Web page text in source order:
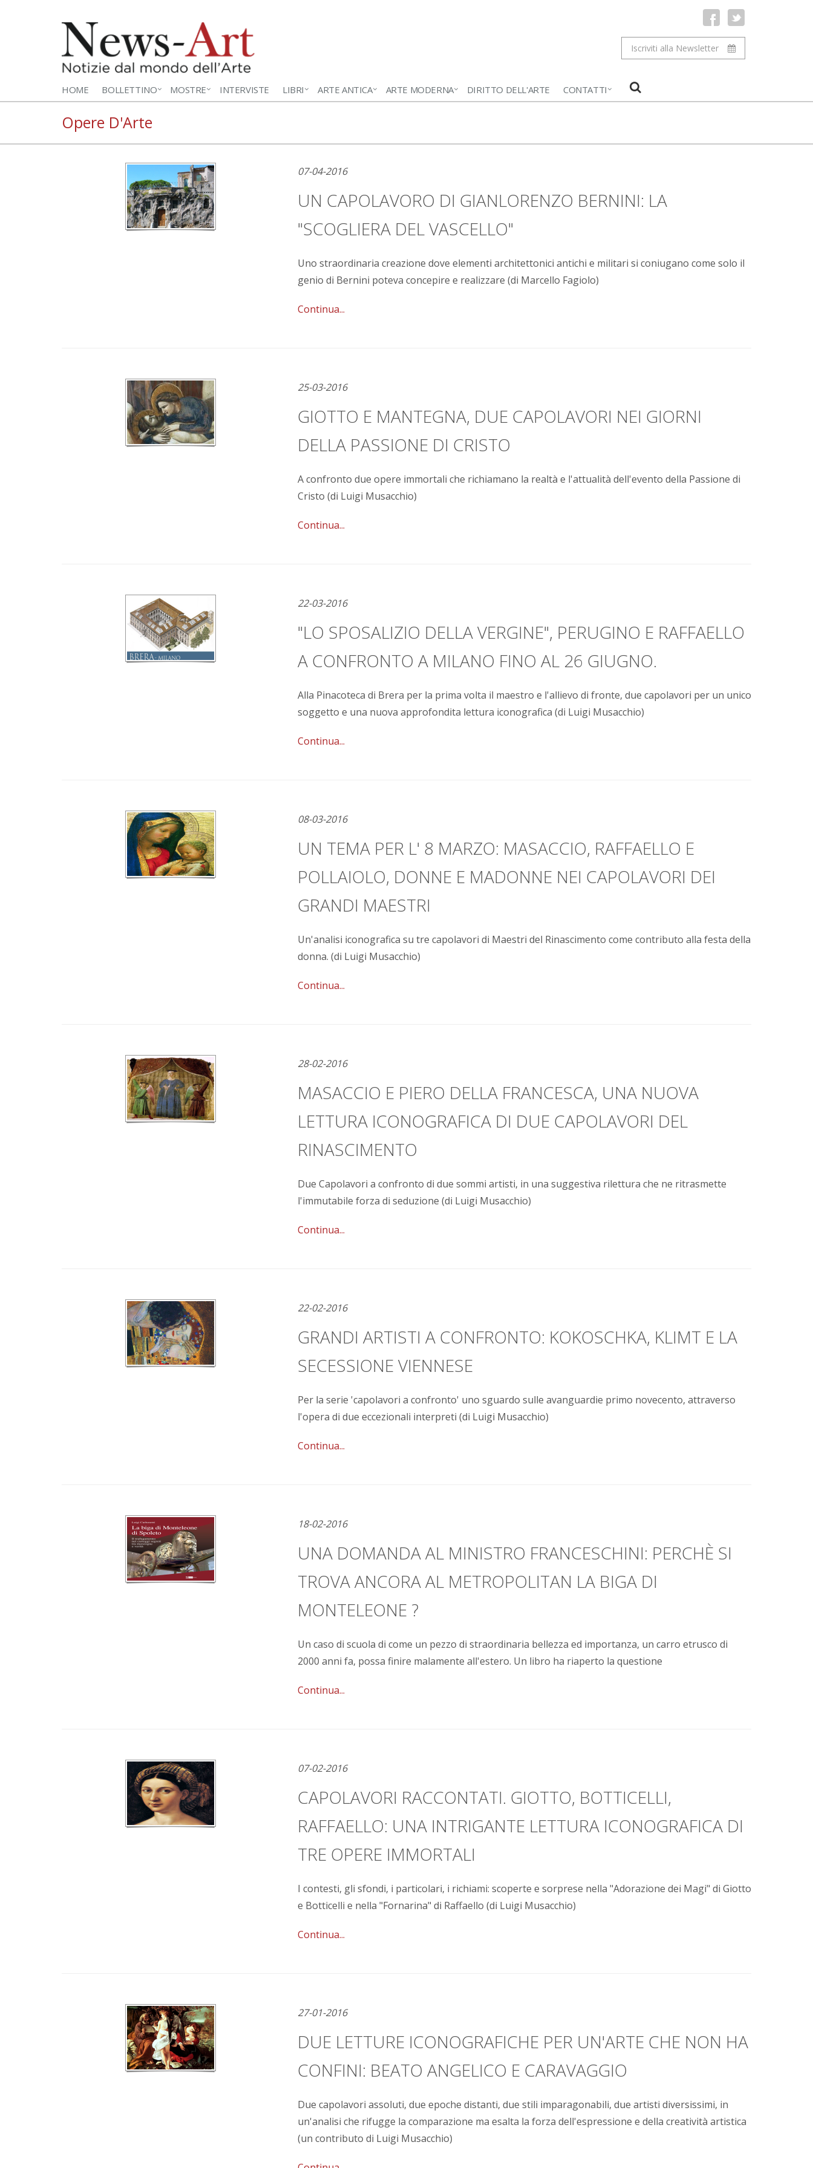
Iscriviti alla Newsletter
HOME BOLLETTINO MOSTRE INTERVISTE LIBRI ARTE ANTICA ARTE MODERNA DIRITTO DELL'ARTE CONTATTI
Opere D'Arte
07-04-2016
UN CAPOLAVORO DI GIANLORENZO BERNINI: LA
"SCOGLIERA DEL VASCELLO"
Uno straordinaria creazione dove elementi architettonici antichi e militari si coniugano come solo il
genio di Bernini poteva concepire e realizzare (di Marcello Fagiolo)
Continua...
25-03-2016
GIOTTO E MANTEGNA, DUE CAPOLAVORI NEI GIORNI
DELLA PASSIONE DI CRISTO
A confronto due opere immortali che richiamano la realtà e l'attualità dell'evento della Passione di
Cristo (di Luigi Musacchio)
Continua...
22-03-2016
"LO SPOSALIZIO DELLA VERGINE", PERUGINO E RAFFAELLO
A CONFRONTO A MILANO FINO AL 26 GIUGNO.
Alla Pinacoteca di Brera per la prima volta il maestro e l'allievo di fronte, due capolavori per un unico
soggetto e una nuova approfondita lettura iconografica (di Luigi Musacchio)
Continua...
08-03-2016
UN TEMA PER L' 8 MARZO: MASACCIO, RAFFAELLO E
POLLAIOLO, DONNE E MADONNE NEI CAPOLAVORI DEI
GRANDI MAESTRI
Un'analisi iconografica su tre capolavori di Maestri del Rinascimento come contributo alla festa della
donna. (di Luigi Musacchio)
Continua...
28-02-2016
MASACCIO E PIERO DELLA FRANCESCA, UNA NUOVA
LETTURA ICONOGRAFICA DI DUE CAPOLAVORI DEL
RINASCIMENTO
Due Capolavori a confronto di due sommi artisti, in una suggestiva rilettura che ne ritrasmette
l'immutabile forza di seduzione (di Luigi Musacchio)
Continua...
22-02-2016
GRANDI ARTISTI A CONFRONTO: KOKOSCHKA, KLIMT E LA
SECESSIONE VIENNESE
Per la serie 'capolavori a confronto' uno sguardo sulle avanguardie primo novecento, attraverso
l'opera di due eccezionali interpreti (di Luigi Musacchio)
Continua...
18-02-2016
UNA DOMANDA AL MINISTRO FRANCESCHINI: PERCHÈ SI
TROVA ANCORA AL METROPOLITAN LA BIGA DI
MONTELEONE ?
Un caso di scuola di come un pezzo di straordinaria bellezza ed importanza, un carro etrusco di
2000 anni fa, possa finire malamente all'estero. Un libro ha riaperto la questione
Continua...
07-02-2016
CAPOLAVORI RACCONTATI. GIOTTO, BOTTICELLI,
RAFFAELLO: UNA INTRIGANTE LETTURA ICONOGRAFICA DI
TRE OPERE IMMORTALI
I contesti, gli sfondi, i particolari, i richiami: scoperte e sorprese nella "Adorazione dei Magi" di Giotto
e Botticelli e nella "Fornarina" di Raffaello (di Luigi Musacchio)
Continua...
27-01-2016
DUE LETTURE ICONOGRAFICHE PER UN'ARTE CHE NON HA
CONFINI: BEATO ANGELICO E CARAVAGGIO
Due capolavori assoluti, due epoche distanti, due stili imparagonabili, due artisti diversissimi, in
un'analisi che rifugge la comparazione ma esalta la forza dell'espressione e della creatività artistica
(un contributo di Luigi Musacchio)